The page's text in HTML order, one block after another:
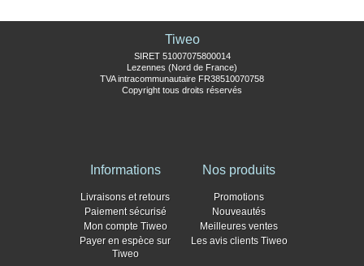
Tiweo
SIRET 51007075800014
Lezennes (Nord de France)
TVA intracommunautaire FR38510070758
Copyright tous droits réservés
Informations
Livraisons et retours
Paiement sécurisé
Mon compte Tiweo
Payer en espèce sur
Tiweo
Nos produits
Promotions
Nouveautés
Meilleures ventes
Les avis clients Tiweo